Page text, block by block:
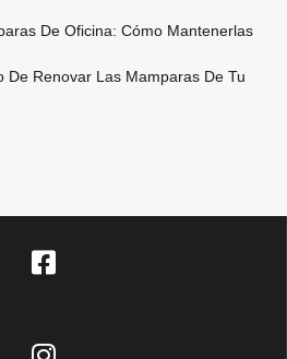
De Oficina: Cómo Mantenerlas
Renovar Las Mamparas De Tu